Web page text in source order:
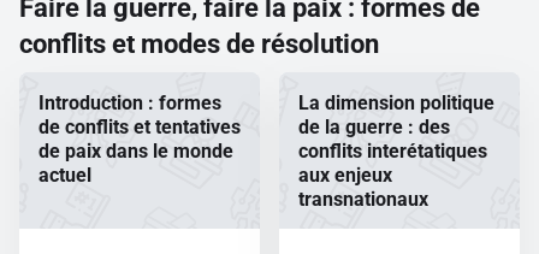
Faire la guerre, faire la paix : formes de
conflits et modes de résolution
Introduction : formes
de conflits et tentatives
de paix dans le monde
actuel
La dimension politique
de la guerre : des
conflits interétatiques
aux enjeux
transnationaux